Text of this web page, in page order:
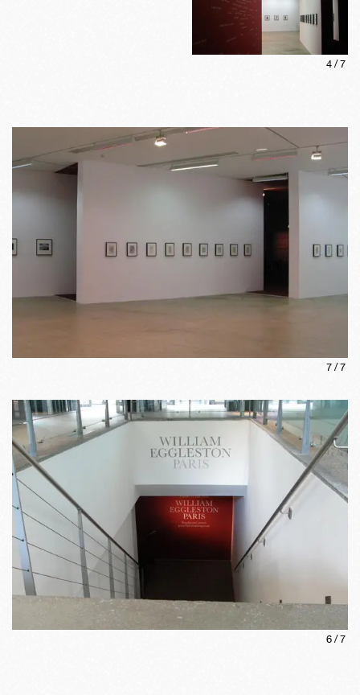
4 /7
7 /7
6 /7